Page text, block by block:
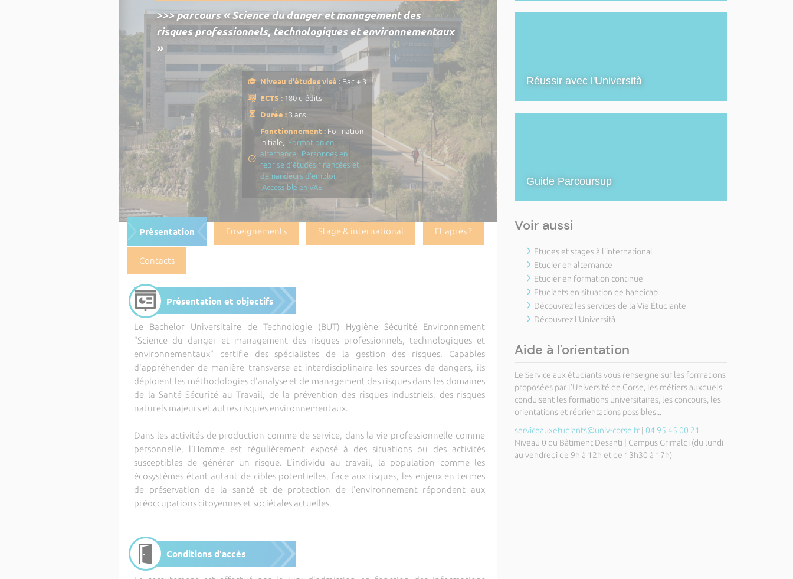
>>> parcours « Science du danger et management des
risques professionnels, technologiques et environnementaux
»
Niveau d'études visé : Bac + 3
ECTS : 180 crédits
Durée : 3 ans
Fonctionnement : Formation
initiale, Formation en
alternance
Personnes en
reprise d'études financées et
demandeurs d'emploi
Accessible en VAE
Présentation Enseignements Stage & international Et après ?
Contacts
Présentation et objectifs
Le Bachelor Universitaire de Technologie (BUT) Hygiène Sécurité Environnement
"Science du danger et management des risques professionnels, technologiques et
environnementaux" certifie des spécialistes de la gestion des risques. Capables
d'appréhender de manière transverse et interdisciplinaire les sources de dangers, ils
déploient les méthodologies d'analyse et de management des risques dans les domaines
de la Santé Sécurité au Travail, de la prévention des risques industriels, des risques
naturels majeurs et autres risques environnementaux.
Dans les activités de production comme de service, dans la vie professionnelle comme
personnelle, l'Homme est régulièrement exposé à des situations ou des activités
susceptibles de générer un risque. L'individu au travail, la population comme les
écosystèmes étant autant de cibles potentielles, face aux risques, les enjeux en termes
de préservation de la santé et de protection de l'environnement répondent aux
préoccupations citoyennes et sociétales actuelles.
Conditions d'accès
Réussir avec l'Università
Guide Parcoursup
Voir aussi
Etudes et stages à l'international
Etudier en alternance
Etudier en formation continue
Etudiants en situation de handicap
Découvrez les services de la Vie Étudiante
Découvrez l'Università
Aide à l'orientation
Le Service aux étudiants vous renseigne sur les formations
proposées par l'Université de Corse, les métiers auxquels
conduisent les formations universitaires, les concours, les
orientations et réorientations possibles...
serviceauxetudiants@univ-corse.fr| 04 95 45 00 21
Niveau 0 du Bâtiment Desanti | Campus Grimaldi (du lundi
au vendredi de 9h à 12h et de 13h30 à 17h)